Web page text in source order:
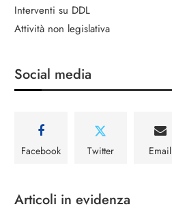
Interventi su DDL
Attività non legislativa
Social media
Facebook Twitter Email
Articoli in evidenza